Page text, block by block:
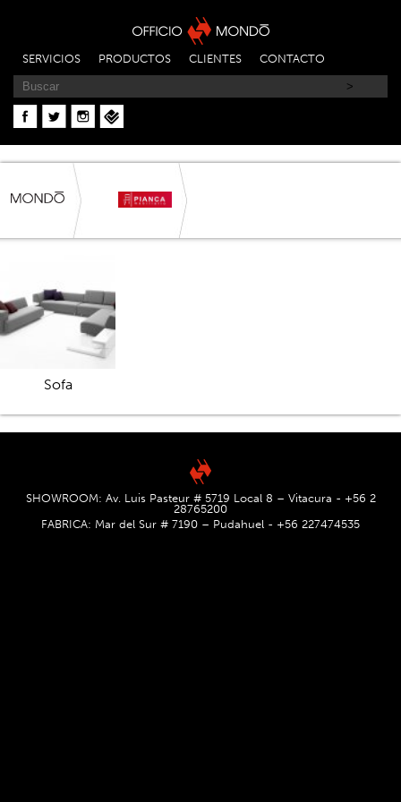
SERVICIOS PRODUCTOS CLIENTES CONTACTO
Sofa
SHOWROOM: Av. Luis Pasteur # 5719 Local 8 – Vitacura - +56 2
28765200
FABRICA: Mar del Sur # 7190 – Pudahuel - +56 227474535